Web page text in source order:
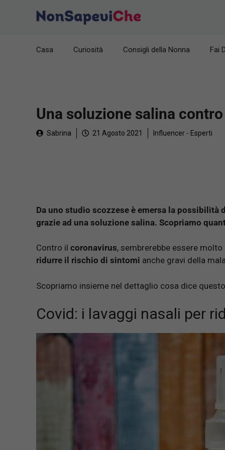
Casa Curiosità Consigli della Nonna Fai
Una soluzione salina
Sabrina 21 Agosto 2021 Influencer - Esperti
Da uno studio scozzese è emersa la
grazie ad una soluzione salina. Scopriamo
Contro il coronavirus, sembrerebbe essere
ridurre il rischio di sintomi anche gravi della
Scopriamo insieme nel dettaglio cosa dice
Covid: i lavaggi nasali per